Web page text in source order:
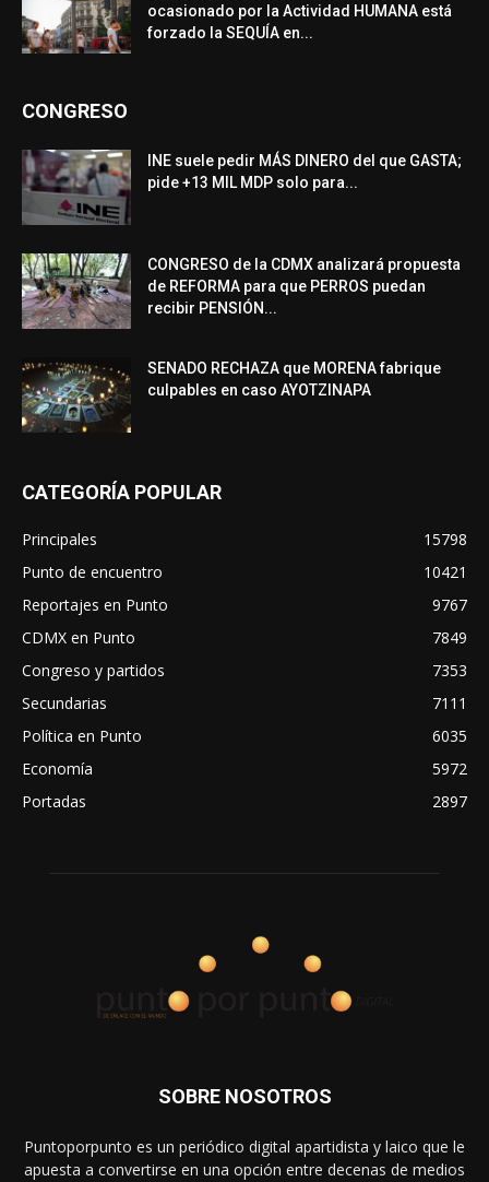
ocasionado por la Actividad HUMANA está
forzado la SEQUÍA en...
CONGRESO
INE suele pedir MÁS DINERO del que GASTA;
pide +13 MIL MDP solo para...
CONGRESO de la CDMX analizará propuesta
de REFORMA para que PERROS puedan
recibir PENSIÓN...
SENADO RECHAZA que MORENA fabrique
culpables en caso AYOTZINAPA
CATEGORÍA POPULAR
Principales
15798
Punto de encuentro
10421
Reportajes en Punto
9767
CDMX en Punto
7849
Congreso y partidos
7353
Secundarias
7111
Política en Punto
6035
Economía
5972
Portadas
2897
SOBRE NOSOTROS
Puntoporpunto es un periódico digital apartidista y laico que le
apuesta a convertirse en una opción entre decenas de medios